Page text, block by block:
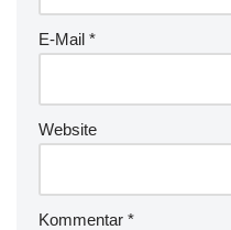
E-Mail *
Website
Kommentar *